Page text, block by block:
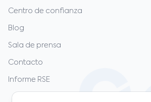
Centro de confianza
Blog
Sala de prensa
Contacto
Informe RSE